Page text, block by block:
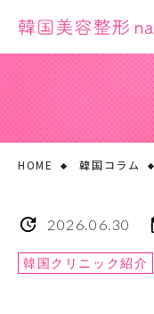
HOME 韓国コラム
2026.06.30
韓国クリニック紹介